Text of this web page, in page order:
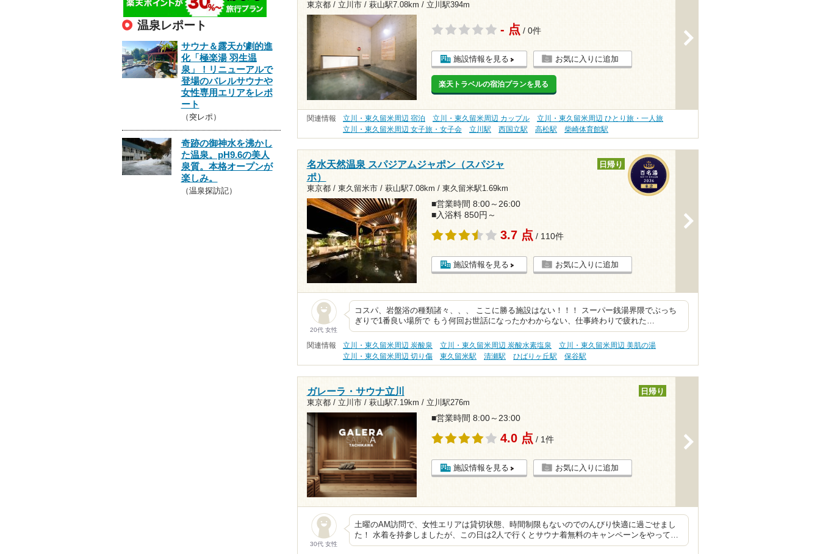
東京都 / 立川市 / 萩山駅7.08km / 立川駅394m
- 点 / 0件
施設情報を見る お気に入りに追加
楽天トラベルの宿泊プランを見る
関連情報 立川・東久留米周辺 宿泊 立川・東久留米周辺 カップル
立川・東久留米周辺 ひとり旅・一人旅
立川・東久留米周辺 女子旅・女子会
立川駅 西国立駅 高松駅 柴崎体育館駅
名水天然温泉 スパジアムジャポン（スパジャ
ポ）
東京都 / 東久留米市 / 萩山駅7.08km / 東久留米駅1.69km
日帰り
■営業時間 8:00～26:00
■入浴料 850円～
3.7 点 / 110件
施設情報を見る お気に入りに追加
20代 女性
コスパ、岩盤浴の種類諸々、、、 ここに勝る施設はない！！！ スーパー銭湯界隈でぶっち
ぎりで1番良い場所で もう何回お世話になったかわからない、仕事終わりで疲れた…
関連情報 立川・東久留米周辺 炭酸泉 立川・東久留米周辺 炭酸水素塩泉
立川・東久留米周辺 美肌の湯
立川・東久留米周辺 切り傷
東久留米駅 清瀬駅 ひばりヶ丘駅 保谷駅
ガレーラ・サウナ立川
東京都 / 立川市 / 萩山駅7.19km / 立川駅276m
日帰り
■営業時間 8:00～23:00
4.0 点 / 1件
施設情報を見る お気に入りに追加
30代 女性
土曜のAM訪問で、女性エリアは貸切状態、時間制限もないのでのんびり快適に過ごせまし
た！ 水着を持参しましたが、この日は2人で行くとサウナ着無料のキャンペーンをやって…
温泉レポート
サウナ＆露天が劇的進
化「極楽湯 羽生温
泉」！リニューアルで
登場のバレルサウナや
女性専用エリアをレポ
ート
（突レポ）
奇跡の御神水を沸かし
た温泉。pH9.6の美人
泉質。本格オープンが
楽しみ。
（温泉探訪記）